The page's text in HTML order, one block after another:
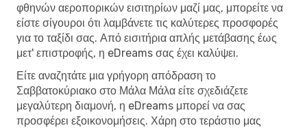
φθηνών αεροπορικών εισιτηρίων μαζί μας, μπορείτε να
είστε σίγουροι ότι λαμβάνετε τις καλύτερες προσφορές
για το ταξίδι σας. Από εισιτήρια απλής μετάβασης έως
μετ' επιστροφής, η eDreams σας έχει καλύψει.
Είτε αναζητάτε μια γρήγορη απόδραση το
Σαββατοκύριακο στο Μάλα Μάλα είτε σχεδιάζετε
μεγαλύτερη διαμονή, η eDreams μπορεί να σας
προσφέρει εξοικονομήσεις. Χάρη στο τεράστιο μας